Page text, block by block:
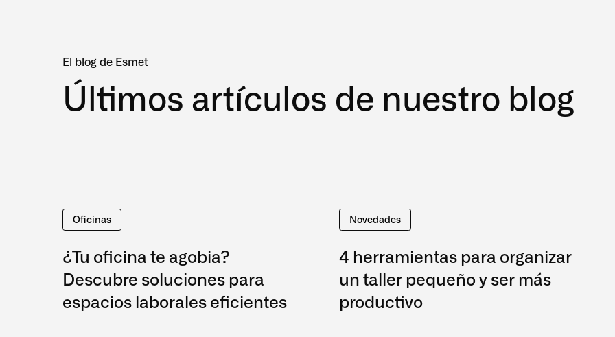
El blog de Esmet
Últimos artículos de nuestro blog
Oficinas
¿Tu oficina te agobia?
Descubre soluciones para
espacios laborales eficientes
Novedades
4 herramientas para organizar
un taller pequeño y ser más
productivo